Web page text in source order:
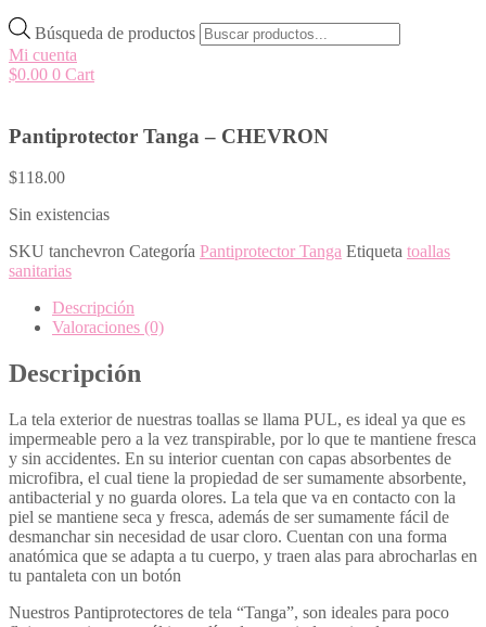
Búsqueda de productos
Mi cuenta
$0.00 0 Cart
Pantiprotector Tanga – CHEVRON
$118.00
Sin existencias
SKU tanchevron Categoría Pantiprotector Tanga Etiqueta toallas
sanitarias
Descripción
Valoraciones (0)
Descripción
La tela exterior de nuestras toallas se llama PUL, es ideal ya que es
impermeable pero a la vez transpirable, por lo que te mantiene fresca
y sin accidentes. En su interior cuentan con capas absorbentes de
microfibra, el cual tiene la propiedad de ser sumamente absorbente,
antibacterial y no guarda olores. La tela que va en contacto con la
piel se mantiene seca y fresca, además de ser sumamente fácil de
desmanchar sin necesidad de usar cloro. Cuentan con una forma
anatómica que se adapta a tu cuerpo, y traen alas para abrocharlas en
tu pantaleta con un botón
Nuestros Pantiprotectores de tela “Tanga”, son ideales para poco